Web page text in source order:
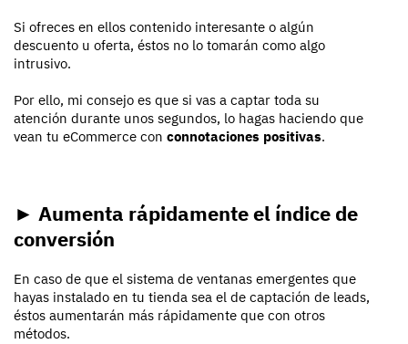
Si ofreces en ellos contenido interesante o algún
descuento u oferta, éstos no lo tomarán como algo
intrusivo.
Por ello, mi consejo es que si vas a captar toda su
atención durante unos segundos, lo hagas haciendo que
vean tu eCommerce con connotaciones positivas.
► Aumenta rápidamente el índice de
conversión
En caso de que el sistema de ventanas emergentes que
hayas instalado en tu tienda sea el de captación de leads,
éstos aumentarán más rápidamente que con otros
métodos.